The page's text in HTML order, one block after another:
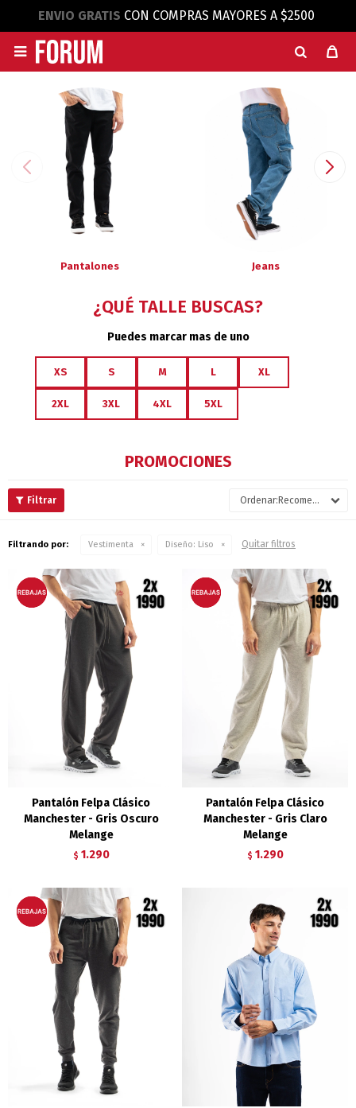
ENVIO GRATIS CON COMPRAS MAYORES A $2500

Pantalones Jeans
¿QUÉ TALLE BUSCAS?
Puedes marcar mas de uno
XS S M L XL
2XL 3XL 4XL 5XL
PROMOCIONES
Recomendados
Filtrando por: Vestimenta Diseño: Liso Quitar filtros
Pantalón Felpa Clásico
Manchester - Gris Oscuro
Melange
$ 1.290
Pantalón Felpa Clásico
Manchester - Gris Claro
Melange
$ 1.290